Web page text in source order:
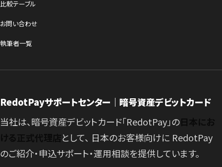
比較テーブル
お問い合わせ
執筆者一覧
RedotPayサポートセンター｜暗号資産デビットカード
当社は、暗号資産デビットカード「RedotPay」の
として、 日本のお客様向けに RedotPay
のご紹介・申込サポート・運用相談を提供しています。